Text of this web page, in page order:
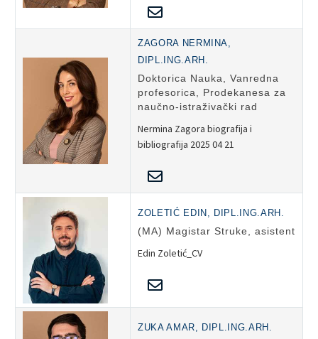
ZAGORA NERMINA,
DIPL.ING.ARH.
Doktorica Nauka, Vanredna
profesorica, Prodekanesa za
naučno-istraživački rad
Nermina Zagora biografija i
bibliografija 2025 04 21
ZOLETIĆ EDIN, DIPL.ING.ARH.
(MA) Magistar Struke, asistent
Edin Zoletić_CV
ZUKA AMAR, DIPL.ING.ARH.